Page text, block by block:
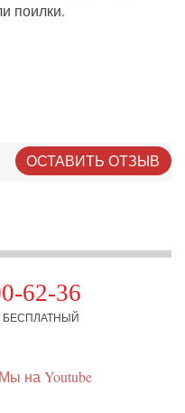
поилки.
ОСТАВИТЬ ОТЗЫВ
62-36